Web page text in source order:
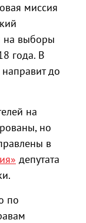
миссия
на выборы
года. В
до
на
но
в
депутата
по